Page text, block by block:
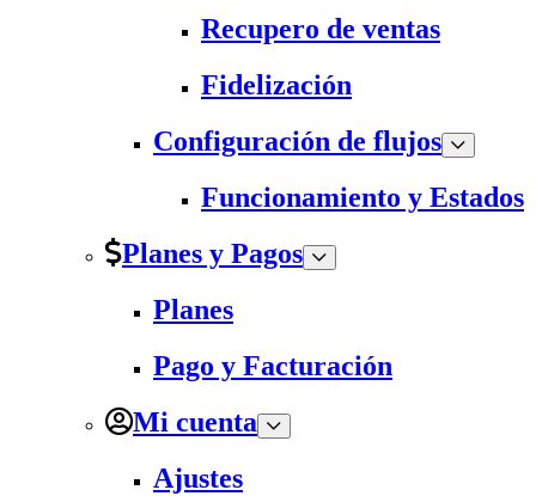
Recupero de ventas
Fidelización
Configuración de flujos
Funcionamiento y Estados
Planes y Pagos
Planes
Pago y Facturación
Mi cuenta
Ajustes